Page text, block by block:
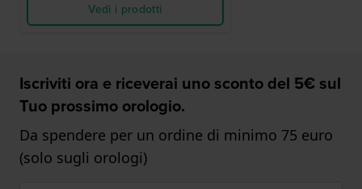
Vedi i prodotti
Iscriviti ora e riceverai uno sconto del 5€ sul
Tuo prossimo orologio.
Da spendere per un ordine di minimo 75 euro
(solo sugli orologi)